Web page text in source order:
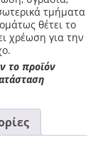
τμήματα
θέτει το
χρέωση για την
το προϊόν